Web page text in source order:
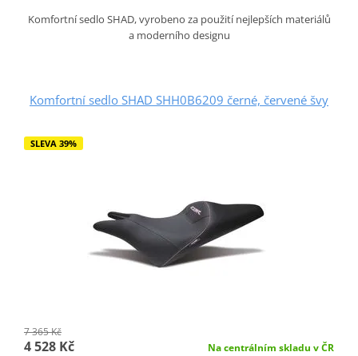
Komfortní sedlo SHAD, vyrobeno za použití nejlepších materiálů
a moderního designu
Komfortní sedlo SHAD SHH0B6209 černé, červené švy
SLEVA 39%
7 365 Kč
4 528 Kč Na centrálním skladu v ČR